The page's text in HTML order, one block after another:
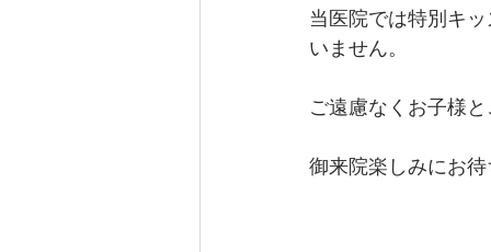
当医院では特別キ
いません。
ご遠慮なくお子様
御来院楽しみにお